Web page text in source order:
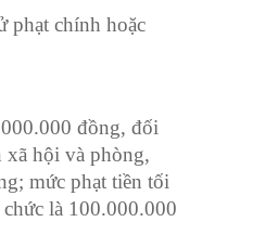
phạt chính hoặc
đồng, đối
xã hội và phòng,
mức phạt tiền tối
là 100.000.000